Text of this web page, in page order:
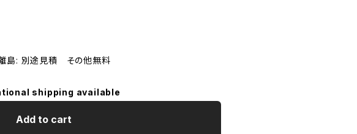
島: 別途見積 その他無料
shipping available
Add to cart